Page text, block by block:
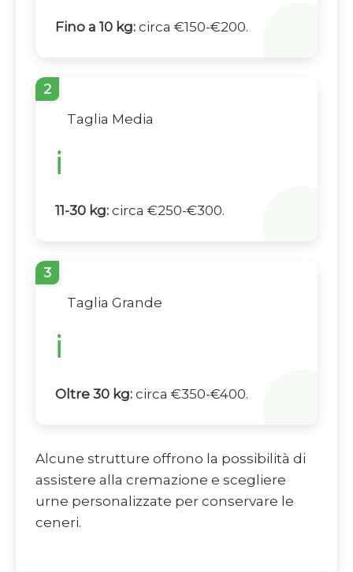
Fino a 10 kg: circa €150-€200.
2
Taglia Media
ℹ️
11-30 kg: circa €250-€300.
3
Taglia Grande
ℹ️
Oltre 30 kg: circa €350-€400.
Alcune strutture offrono la possibilità di
assistere alla cremazione e scegliere
urne personalizzate per conservare le
ceneri.